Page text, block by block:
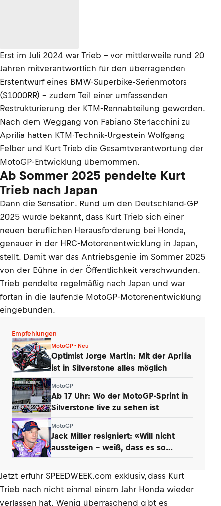
Erst im Juli 2024 war Trieb – vor mittlerweile rund 20
Jahren mitverantwortlich für den überragenden
Erstentwurf eines BMW-Superbike-Serienmotors
(S1000RR) – zudem Teil einer umfassenden
Restrukturierung der KTM-Rennabteilung geworden.
Nach dem Weggang von Fabiano Sterlacchini zu
Aprilia hatten KTM-Technik-Urgestein Wolfgang
Felber und Kurt Trieb die Gesamtverantwortung der
MotoGP-Entwicklung übernommen.
Ab Sommer 2025 pendelte Kurt
Trieb nach Japan
Dann die Sensation. Rund um den Deutschland-GP
2025 wurde bekannt, dass Kurt Trieb sich einer
neuen beruflichen Herausforderung bei Honda,
genauer in der HRC-Motorenentwicklung in Japan,
stellt. Damit war das Antriebsgenie im Sommer 2025
von der Bühne in der Öffentlichkeit verschwunden.
Trieb pendelte regelmäßig nach Japan und war
fortan in die laufende MotoGP-Motorenentwicklung
eingebunden.
Empfehlungen
MotoGP • Neu
Optimist Jorge Martin: Mit der Aprilia
ist in Silverstone alles möglich
MotoGP
Ab 17 Uhr: Wo der MotoGP-Sprint in
Silverstone live zu sehen ist
MotoGP
Jack Miller resigniert: «Will nicht
aussteigen – weiß, dass es so
Jetzt erfuhr SPEEDWEEK.com exklusiv, dass Kurt
Trieb nach nicht einmal einem Jahr Honda wieder
verlassen hat. Wenig überraschend gibt es